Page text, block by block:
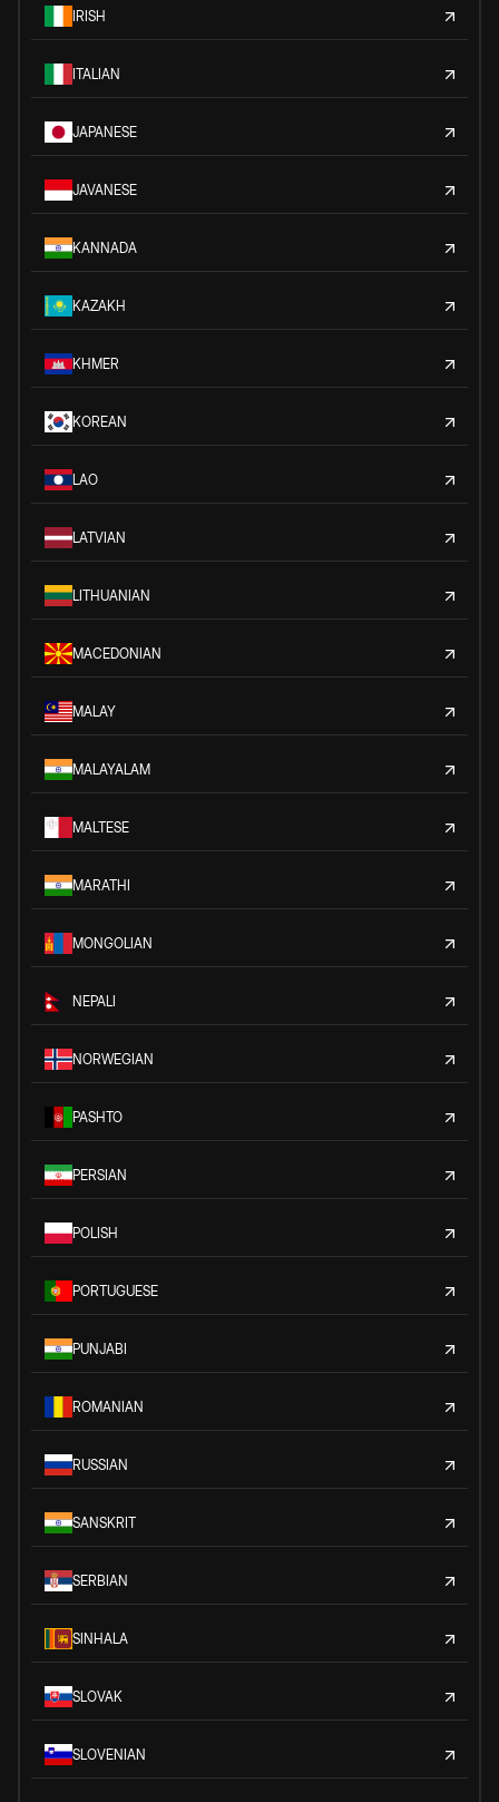
IRISH
ITALIAN
JAPANESE
JAVANESE
KANNADA
KAZAKH
KHMER
KOREAN
LAO
LATVIAN
LITHUANIAN
MACEDONIAN
MALAY
MALAYALAM
MALTESE
MARATHI
MONGOLIAN
NEPALI
NORWEGIAN
PASHTO
PERSIAN
POLISH
PORTUGUESE
PUNJABI
ROMANIAN
RUSSIAN
SANSKRIT
SERBIAN
SINHALA
SLOVAK
SLOVENIAN